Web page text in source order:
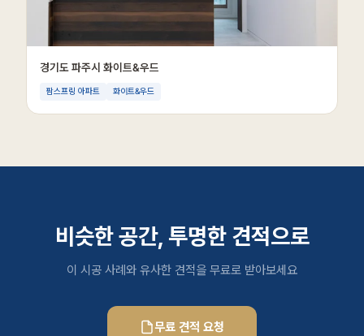
경기도 파주시 화이트&우드
팜스프링 아파트 화이트&우드
비슷한 공간, 투명한 견적으로
이 시공 사례와 유사한 견적을 무료로 받아보세요
무료 견적 요청